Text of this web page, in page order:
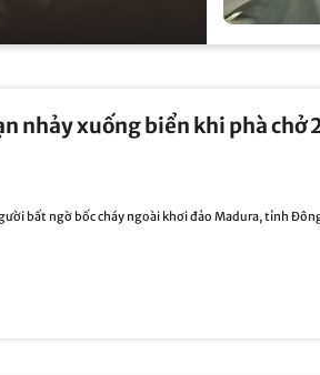
nhảy xuống biển khi phà chở
bất ngờ bốc cháy ngoài khơi đảo Madura, tỉnh